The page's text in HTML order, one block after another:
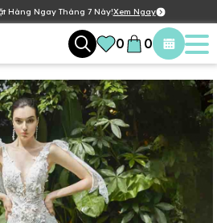
Hàng Ngay Tháng 7 Này!Xem Ngay
0 0